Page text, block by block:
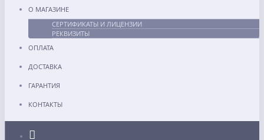
О МАГАЗИНЕ
СЕРТИФИКАТЫ И ЛИЦЕНЗИИ
РЕКВИЗИТЫ
ОПЛАТА
ДОСТАВКА
ГАРАНТИЯ
КОНТАКТЫ